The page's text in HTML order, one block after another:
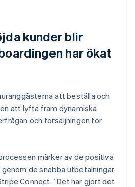
kunder blir
har ökat
att beställa och
att lyfta fram dynamiska
och försäljningen för
märker av de positiva
de snabba utbetalningar
Connect. ”Det har gjort det